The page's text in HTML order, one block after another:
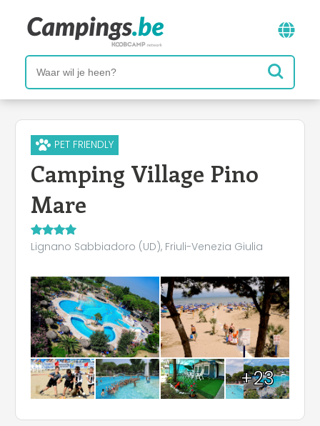
PET FRIENDLY
Camping Village Pino
Mare
Lignano Sabbiadoro (UD), Friuli-Venezia Giulia
+23